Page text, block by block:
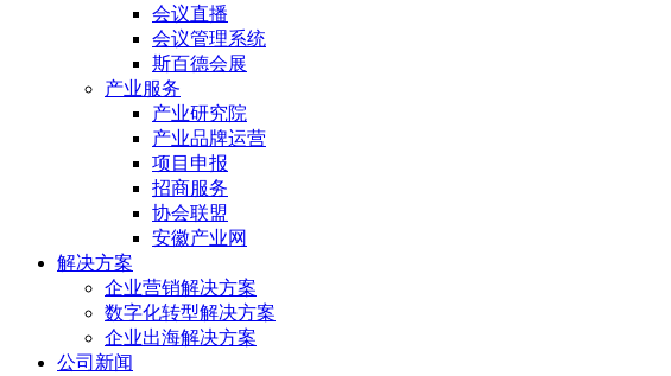
会议直播
会议管理系统
斯百德会展
产业服务
产业研究院
产业品牌运营
项目申报
招商服务
协会联盟
安徽产业网
解决方案
企业营销解决方案
数字化转型解决方案
企业出海解决方案
公司新闻